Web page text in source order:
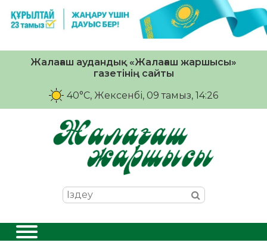
Жалағаш аудандық «Жалағаш жаршысы»
газетінің сайты
40°C, Жексенбі, 09 тамыз, 14:26